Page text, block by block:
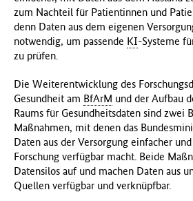
zum Nachteil für Patientinnen und
denn Daten aus dem eigenen
notwendig, um passende KI-Systeme
zu prüfen.
Die Weiterentwicklung des
Gesundheit am BfArM und der Aufbau
Raums für Gesundheitsdaten sind zwei
Maßnahmen, mit denen das
Daten aus der Versorgung einfacher
Forschung verfügbar macht. Beide
Datensilos auf und machen Daten aus
Quellen verfügbar und verknüpfbar.